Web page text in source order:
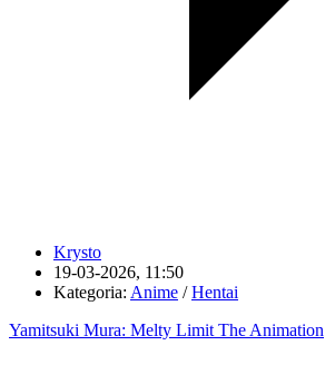
Krysto
19-03-2026, 11:50
Kategoria: Anime /Hentai
Yamitsuki Mura: Melty Limit The Animation